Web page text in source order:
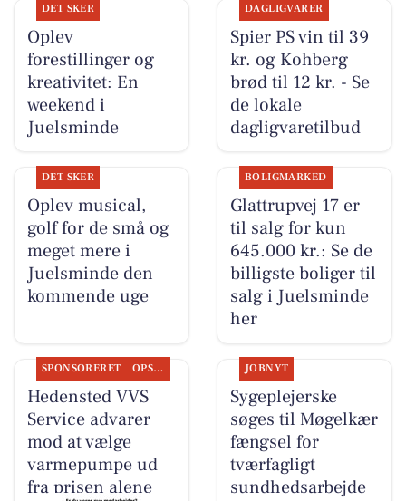
DET SKER
Oplev
forestillinger og
kreativitet: En
weekend i
Juelsminde
DAGLIGVARER
Spier PS vin til 39
kr. og Kohberg
brød til 12 kr. - Se
de lokale
dagligvaretilbud
DET SKER
Oplev musical,
golf for de små og
meget mere i
Juelsminde den
kommende uge
BOLIGMARKED
Glattrupvej 17 er
til salg for kun
645.000 kr.: Se de
billigste boliger til
salg i Juelsminde
her
SPONSORERET OPSLAGSTAVLEN
Hedensted VVS
Service advarer
mod at vælge
varmepumpe ud
fra prisen alene
JOBNYT
Sygeplejerske
søges til Møgelkær
fængsel for
tværfagligt
sundhedsarbejde